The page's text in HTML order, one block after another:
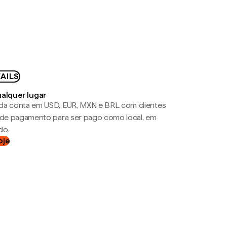
lugar
conta em USD, EUR, MXN e BRL com clientes
pagamento para ser pago como local, em